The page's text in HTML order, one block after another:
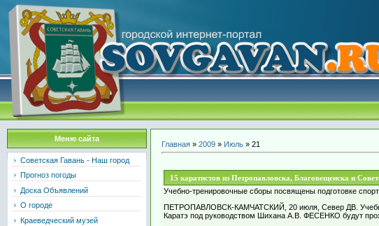
Меню сайта
Советская Гавань - Наш город
Прогноз погоды
Доска Объявлений
О городе
Краеведческий музей
Главная » 2009 » Июль » 21
15 каратистов из Петропавловска, Благовещенска и
Учебно-тренировочные сборы посвящены подготовке
ПЕТРОПАВЛОВСК-КАМЧАТСКИЙ, 20 июля, Север ДВ. Учебно-
Каратэ под руководством Шихана А.В. ФЕСЕНКО будут